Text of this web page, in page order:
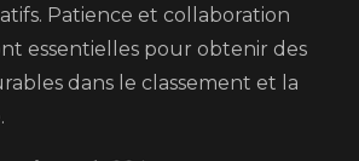
Patience et collaboration
essentielles pour obtenir des
dans le classement et la